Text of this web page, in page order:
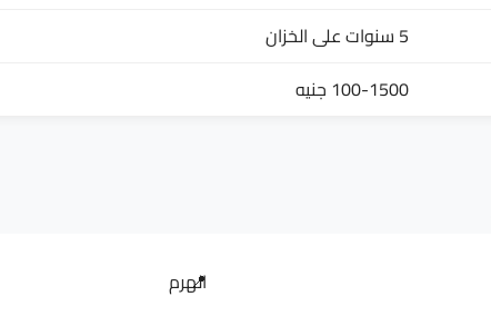
5 سنوات على الخزان
100-1500 جنيه
الهرم